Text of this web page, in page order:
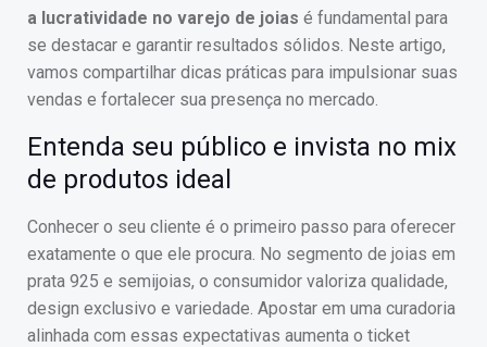
a lucratividade no varejo de joias é fundamental para
se destacar e garantir resultados sólidos. Neste artigo,
vamos compartilhar dicas práticas para impulsionar suas
vendas e fortalecer sua presença no mercado.
Entenda seu público e invista no mix
de produtos ideal
Conhecer o seu cliente é o primeiro passo para oferecer
exatamente o que ele procura. No segmento de joias em
prata 925 e semijoias, o consumidor valoriza qualidade,
design exclusivo e variedade. Apostar em uma curadoria
alinhada com essas expectativas aumenta o ticket